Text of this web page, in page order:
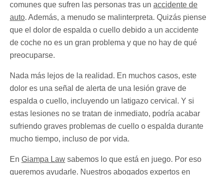
comunes que sufren las personas tras un accidente de
auto. Además, a menudo se malinterpreta. Quizás piense
que el dolor de espalda o cuello debido a un accidente
de coche no es un gran problema y que no hay de qué
preocuparse.
Nada más lejos de la realidad. En muchos casos, este
dolor es una señal de alerta de una lesión grave de
espalda o cuello, incluyendo un latigazo cervical. Y si
estas lesiones no se tratan de inmediato, podría acabar
sufriendo graves problemas de cuello o espalda durante
mucho tiempo, incluso de por vida.
En Giampa Law sabemos lo que está en juego. Por eso
queremos ayudarle. Nuestros abogados expertos en